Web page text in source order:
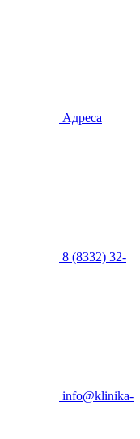
Адреса
8 (8332) 32-
info@klinika-